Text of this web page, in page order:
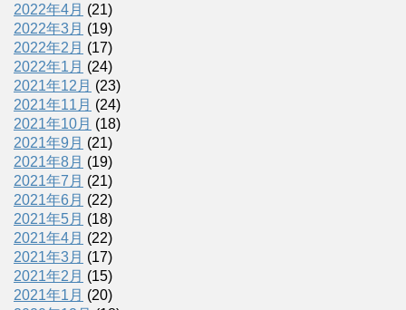
2022年4月 (21)
2022年3月 (19)
2022年2月 (17)
2022年1月 (24)
2021年12月 (23)
2021年11月 (24)
2021年10月 (18)
2021年9月 (21)
2021年8月 (19)
2021年7月 (21)
2021年6月 (22)
2021年5月 (18)
2021年4月 (22)
2021年3月 (17)
2021年2月 (15)
2021年1月 (20)